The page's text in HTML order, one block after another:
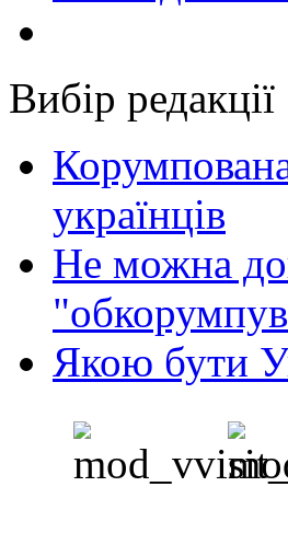
Вибір редакції
українців
Не можна
Якою бути